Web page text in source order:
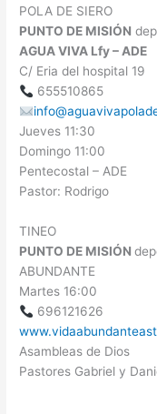
POLA DE SIERO
PUNTO DE MISIÓN
AGUA VIVA Lfy – ADE
C/ Eria del hospital 19
655510865
Jueves 11:30
Domingo 11:00
Pentecostal – ADE
Pastor: Rodrigo
TINEO
PUNTO DE MISIÓN
ABUNDANTE
Martes 16:00
696121626
Asambleas de Dios
Pastores Gabriel y